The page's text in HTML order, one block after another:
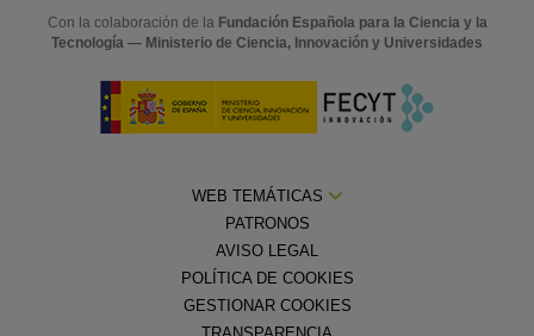
Con la colaboración de la Fundación Española para la Ciencia y la
Tecnología — Ministerio de Ciencia, Innovación y Universidades
WEB TEMÁTICAS
PATRONOS
AVISO LEGAL
POLÍTICA DE COOKIES
GESTIONAR COOKIES